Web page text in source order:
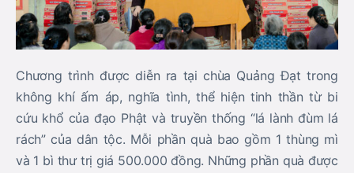
Chương trình được diễn ra tại chùa Quảng Đạt trong
không khí ấm áp, nghĩa tình, thể hiện tinh thần từ bi
cứu khổ của đạo Phật và truyền thống “lá lành đùm lá
rách” của dân tộc. Mỗi phần quà bao gồm 1 thùng mì
và 1 bì thư trị giá 500.000 đồng. Những phần quà được